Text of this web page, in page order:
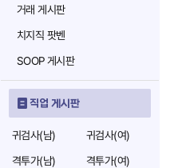
거래 게시판
치지직 팟벤
SOOP 게시판
직업 게시판
귀검사(남)
귀검사(여)
격투가(남)
격투가(여)